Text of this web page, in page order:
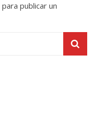
para publicar un